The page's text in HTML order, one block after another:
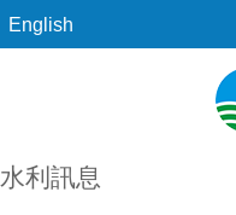
English
水利訊息